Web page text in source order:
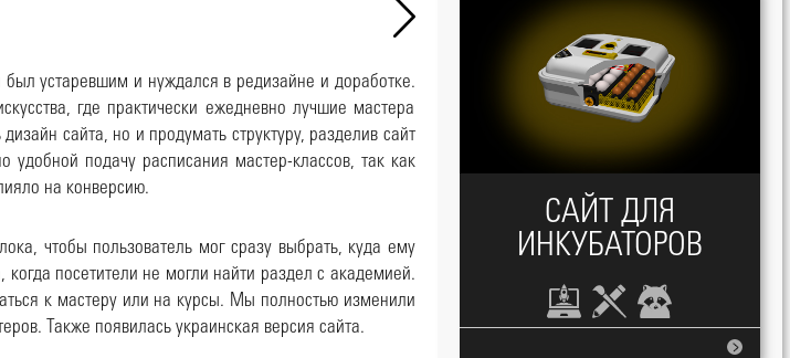
устаревшим и нуждался в редизайне и доработке.
где практически ежедневно лучшие мастера
сайта, но и продумать структуру, разделив сайт
подачу расписания мастер-классов, так как
на конверсию.
чтобы пользователь мог сразу выбрать, куда ему
посетители не могли найти раздел с академией.
к мастеру или на курсы. Мы полностью изменили
Также появилась украинская версия сайта.
САЙТ ДЛЯ
ИНКУБАТОРОВ